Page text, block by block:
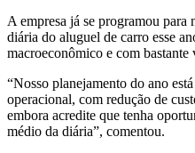
A empresa já se programou para
diária do aluguel de carro esse
macroeconômico e com bastante
“Nosso planejamento do ano
operacional, com redução de
embora acredite que tenha
médio da diária”, comentou.